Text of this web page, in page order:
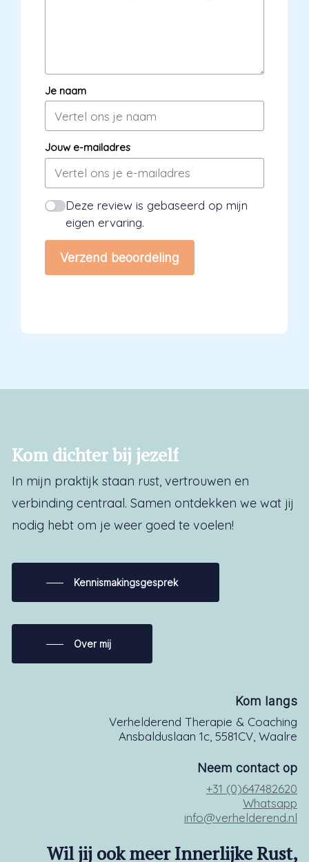
Je naam
Jouw e-mailadres
Deze review is gebaseerd op mijn
eigen ervaring.
Verzend beoordeling
Kom dichterbij jezelf
In mijn praktijk staan rust, vertrouwen en
verbinding centraal. Samen ontdekken we wat jij
nodig hebt om je weer goed te voelen!
Kennismakingsgesprek
Over mij
Kom langs
Verhelderend Therapie & Coaching
Ansbalduslaan 1c, 5581CV, Waalre
Neem contact op
+31 (0)647482620
Whatsapp
info@verhelderend.nl
Wil jij ook meer Innerlijke Rust,